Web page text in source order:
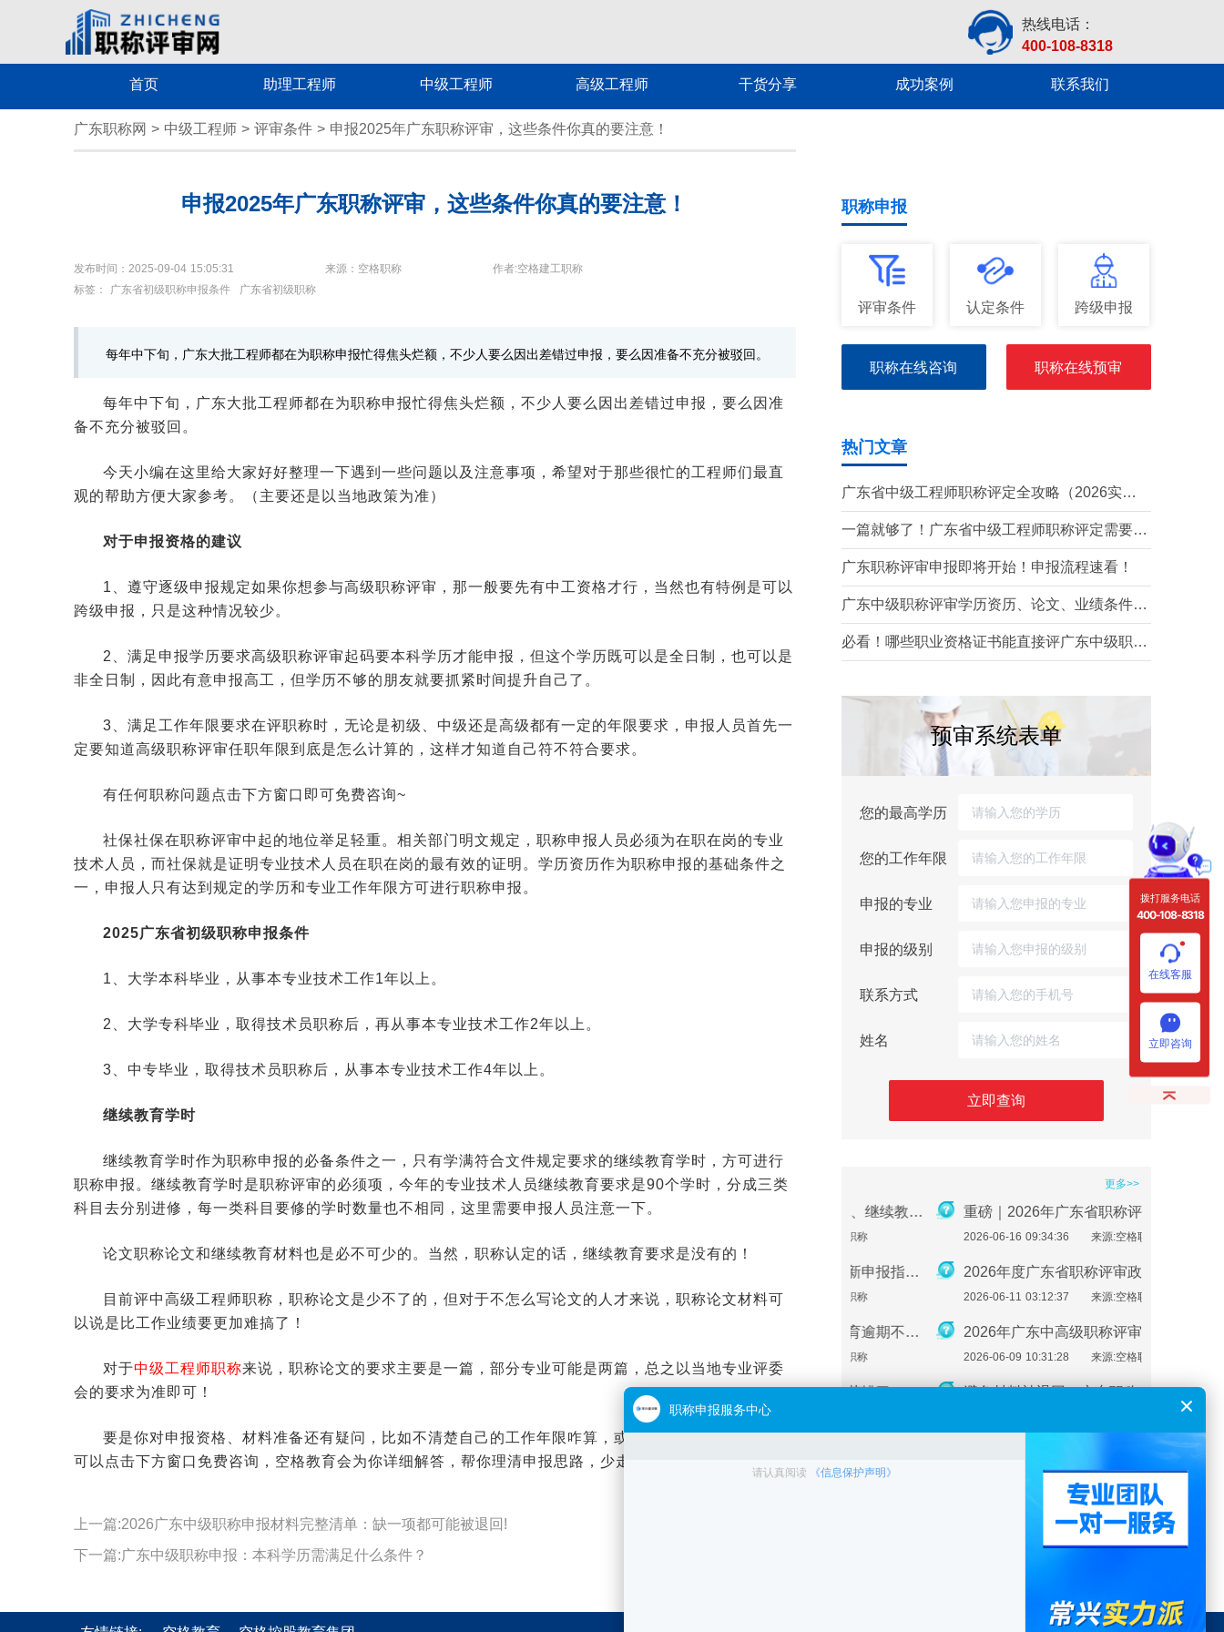
热线电话：
400-108-8318
首页 助理工程师 中级工程师 高级工程师 干货分享 成功案例 联系我们
广东职称网 > 中级工程师 > 评审条件 > 申报2025年广东职称评审，这些条件你真的要注意！
申报2025年广东职称评审，这些条件你真的要注意！
发布时间：2025-09-04 15:05:31 来源：空格职称
作者:空格建工职称
标签：
广东省初级职称申报条件 广东省初级职称
每年中下旬，广东大批工程师都在为职称申报忙得焦头烂额，不少人要么因出差错过申报，要么因准备不充分被驳回。
每年中下旬，广东大批工程师都在为职称申报忙得焦头烂额，不少人要么因出差错过申报，要么因准
备不充分被驳回。
今天小编在这里给大家好好整理一下遇到一些问题以及注意事项，希望对于那些很忙的工程师们最直
观的帮助方便大家参考。（主要还是以当地政策为准）
对于申报资格的建议
1、遵守逐级申报规定如果你想参与高级职称评审，那一般要先有中工资格才行，当然也有特例是可以
跨级申报，只是这种情况较少。
2、满足申报学历要求高级职称评审起码要本科学历才能申报，但这个学历既可以是全日制，也可以是
非全日制，因此有意申报高工，但学历不够的朋友就要抓紧时间提升自己了。
3、满足工作年限要求在评职称时，无论是初级、中级还是高级都有一定的年限要求，申报人员首先一
定要知道高级职称评审任职年限到底是怎么计算的，这样才知道自己符不符合要求。
有任何职称问题点击下方窗口即可免费咨询~
社保社保在职称评审中起的地位举足轻重。相关部门明文规定，职称申报人员必须为在职在岗的专业
技术人员，而社保就是证明专业技术人员在职在岗的最有效的证明。学历资历作为职称申报的基础条件之
一，申报人只有达到规定的学历和专业工作年限方可进行职称申报。
2025广东省初级职称申报条件
1、大学本科毕业，从事本专业技术工作1年以上。
2、大学专科毕业，取得技术员职称后，再从事本专业技术工作2年以上。
3、中专毕业，取得技术员职称后，从事本专业技术工作4年以上。
继续教育学时
继续教育学时作为职称申报的必备条件之一，只有学满符合文件规定要求的继续教育学时，方可进行
职称申报。继续教育学时是职称评审的必须项，今年的专业技术人员继续教育要求是90个学时，分成三类
科目去分别进修，每一类科目要修的学时数量也不相同，这里需要申报人员注意一下。
论文职称论文和继续教育材料也是必不可少的。当然，职称认定的话，继续教育要求是没有的！
目前评中高级工程师职称，职称论文是少不了的，但对于不怎么写论文的人才来说，职称论文材料可
以说是比工作业绩要更加难搞了！
对于中级工程师职称来说，职称论文的要求主要是一篇，部分专业可能是两篇，总之以当地专业评委
会的要求为准即可！
要是你对申报资格、材料准备还有疑问，比如不清楚自己的工作年限咋算，或论文该发什么期刊，都
可以点击下方窗口免费咨询，空格教育会为你详细解答，帮你理清申报思路，少走弯路。
上一篇:2026广东中级职称申报材料完整清单：缺一项都可能被退回!
下一篇:广东中级职称申报：本科学历需满足什么条件？
职称申报
评审条件 认定条件 跨级申报
职称在线咨询 职称在线预审
热门文章
广东省中级工程师职称评定全攻略（2026实操
版）
一篇就够了！广东省中级工程师职称评定需要准
备哪些材料？
广东职称评审申报即将开始！申报流程速看！
广东中级职称评审学历资历、论文、业绩条件！
这三个很重要！
必看！哪些职业资格证书能直接评广东中级职
称？
预审系统表单
您的最高学历
您的工作年限
申报的专业
申报的级别
联系方式
姓名
立即查询
更多>>
重磅｜2026年广东省职称评审申报全流程指南
2026-06-16 09:34:36 来源:空格职称
2026年度广东省职称评审政策深度解析：申报条件、时间规划与避坑指南
2026-06-11 03:12:37 来源:空格职称
2026年广东中高级职称评审政策全解析：条件、流程与实操指南
2026-06-09 10:31:28 来源:空格职称
避免材料被退回！广东职称申报材料指南（2026最新版）
2026-01-22 07:42:01
2026-01-12 07:16:12 来源:空格职称
广东职称申报注意：这些细节错了，材料直接被退回！
2026-01-08 09:30:02 来源:空格职称
来源:空格职称
职称在线预审
拨打服务电话
400-108-8318
在线客服
立即咨询